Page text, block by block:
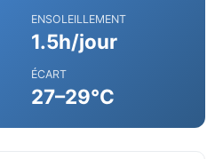
ENSOLEILLEMENT
1.5h/jour
ÉCART
27–29°C